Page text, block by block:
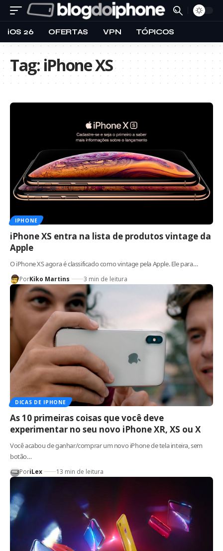
iOS 26 OFERTAS VPN TÓPICOS
Tag:iPhone XS
IPHONE
iPhone XS entra na lista de produtos vintage da
Apple
O iPhone XS agora é classificado como vintage pela Apple. Ele para…
PorKiko Martins 3 min de leitura
DICAS DE IPHONE
As 10 primeiras coisas que você deve
experimentar no seu novo iPhone XR, XS ou X
Você acabou de ganhar/comprar um novo iPhone de tela inteira, sem
botão…
PoriLex 13 min de leitura